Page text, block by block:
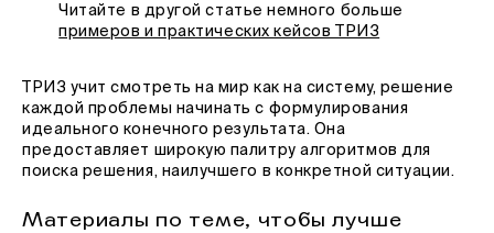
Читайте в другой статье немного больше
примеров и практических кейсов ТРИЗ
ТРИЗ учит смотреть на мир как на систему, решение
каждой проблемы начинать с формулирования
идеального конечного результата. Она
предоставляет широкую палитру алгоритмов для
поиска решения, наилучшего в конкретной ситуации.
Материалы по теме, чтобы лучше